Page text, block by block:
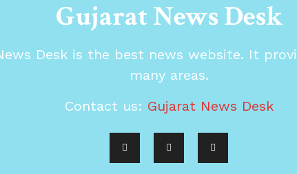
Gujarat News Desk
Desk is the best news website. It
many areas.
Contact us: Gujarat News Desk